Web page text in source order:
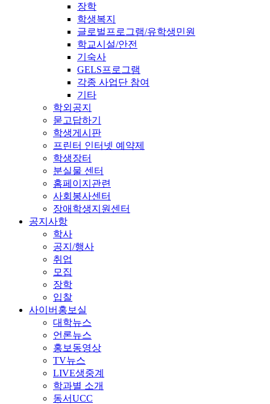
장학
학생복지
글로벌프로그램/유학생민원
학교시설/안전
기숙사
GELS프로그램
각종 사업단 참여
기타
학외공지
묻고답하기
학생게시판
프린터 인터넷 예약제
학생장터
분실물 센터
홈페이지관련
사회봉사센터
장애학생지원센터
공지사항
학사
공지/행사
취업
모집
장학
입찰
사이버홍보실
대학뉴스
언론뉴스
홍보동영상
TV뉴스
LIVE생중계
학과별 소개
동서UCC